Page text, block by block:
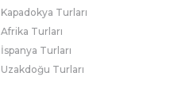
Kapadokya Turları
Afrika Turları
İspanya Turları
Uzakdoğu Turları